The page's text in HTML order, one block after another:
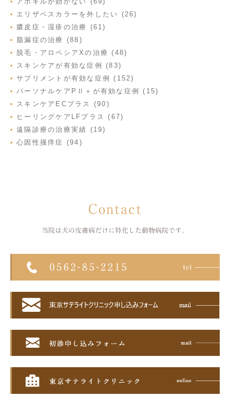
エリザベスカラーを外したい (26)
膿皮症・湿疹の治療 (61)
脂漏症の治療 (88)
脱毛・アロペシアXの治療 (48)
スキンケアが有効な症例 (83)
サプリメントが有効な症例 (152)
パーソナルケアPⅡ＋が有効な症例 (15)
スキンケアECプラス (90)
ヒーリングケアLFプラス (67)
遠隔診療の治療実績 (19)
心因性掻痒症 (94)
Contact
当院は犬の皮膚病だけに特化した 動物病院です。